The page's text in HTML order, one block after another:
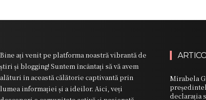
Bine ați venit pe platforma noastră vibrantă de
știri și blogging! Suntem încântați să vă avem
alături în această călătorie captivantă prin
lumea informației și a ideilor. Aici, veți
Mirabela
declarația